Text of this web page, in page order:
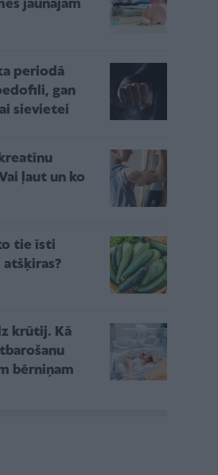
jaunajām
periodā
gan
sievietei
ļaut un ko
tie īsti
atšķiras?
krūtij. Kā
bērniņam